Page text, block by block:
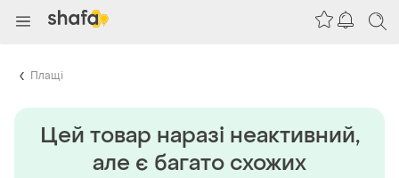
Плащі
Цей товар наразi неактивний,
але є багато схожих